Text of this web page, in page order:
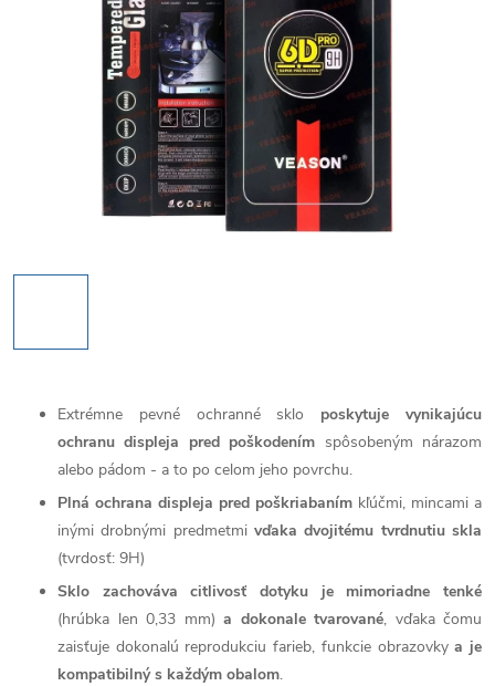
Extrémne pevné ochranné sklo poskytuje vynikajúcu
ochranu displeja pred poškodením spôsobeným nárazom
alebo pádom - a to po celom jeho povrchu.
Plná ochrana displeja pred poškriabaním kľúčmi, mincami a
inými drobnými predmetmivďaka dvojitému tvrdnutiu skla
(tvrdosť: 9H)
Sklo zachováva citlivosť dotyku je mimoriadne tenké
(hrúbka len 0,33 mm) a dokonale tvarované, vďaka čomu
zaisťuje dokonalú reprodukciu farieb, funkcie obrazovkya je
kompatibilný s každým obalom.